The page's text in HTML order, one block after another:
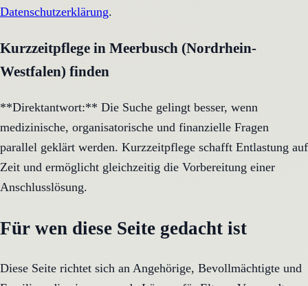
Datenschutzerklärung.
Kurzzeitpflege in Meerbusch (Nordrhein-
Westfalen) finden
**Direktantwort:** Die Suche gelingt besser, wenn
medizinische, organisatorische und finanzielle Fragen
parallel geklärt werden. Kurzzeitpflege schafft Entlastung auf
Zeit und ermöglicht gleichzeitig die Vorbereitung einer
Anschlusslösung.
Für wen diese Seite gedacht ist
Diese Seite richtet sich an Angehörige, Bevollmächtigte und